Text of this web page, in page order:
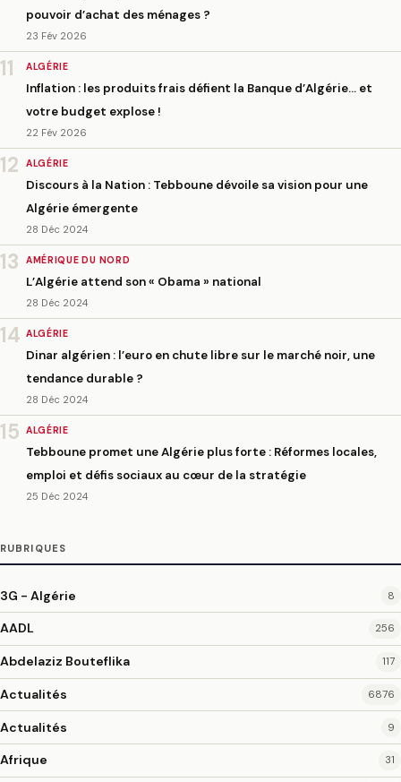
pouvoir d’achat des ménages ?
23 Fév 2026
11 ALGÉRIE
Inflation : les produits frais défient la Banque d’Algérie… et
votre budget explose !
22 Fév 2026
12 ALGÉRIE
Discours à la Nation : Tebboune dévoile sa vision pour une
Algérie émergente
28 Déc 2024
13 AMÉRIQUE DU NORD
L’Algérie attend son « Obama » national
28 Déc 2024
14 ALGÉRIE
Dinar algérien : l’euro en chute libre sur le marché noir, une
tendance durable ?
28 Déc 2024
15 ALGÉRIE
Tebboune promet une Algérie plus forte : Réformes locales,
emploi et défis sociaux au cœur de la stratégie
25 Déc 2024
RUBRIQUES
3G - Algérie 8
AADL 256
Abdelaziz Bouteflika 117
Actualités 6876
Actualités 9
Afrique 31